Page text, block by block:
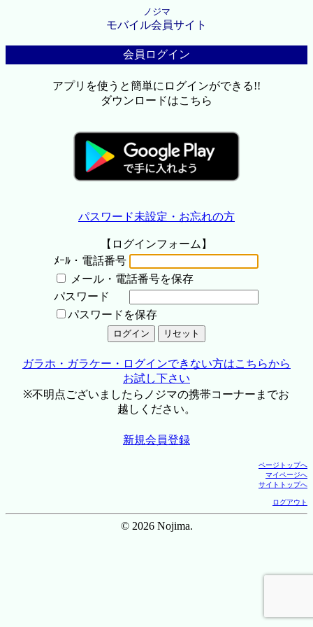
ノジマ
モバイル会員サイト
会員ログイン
アプリを使うと簡単にログインができる!!
ダウンロードはこちら
パスワード未設定・お忘れの方
【ログインフォーム】
ﾒｰﾙ・電話番号
メール・電話番号を保存
パスワード
パスワードを保存
ガラホ・ガラケー・ログインできない方はこちらから
お試し下さい
※不明点ございましたらノジマの携帯コーナーまでお
越しください。
新規会員登録
ページトップへ
マイページへ
サイトトップへ
ログアウト
© 2026 Nojima.